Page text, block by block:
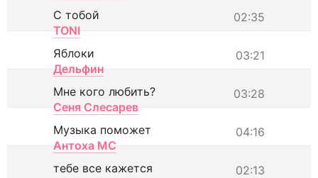
02:35
С тобой
TONI
03:21
Яблоки
Дельфин
03:28
Мне кого любить?
Сеня Слесарев
04:16
Музыка поможет
Антоха МС
02:13
тебе все кажется